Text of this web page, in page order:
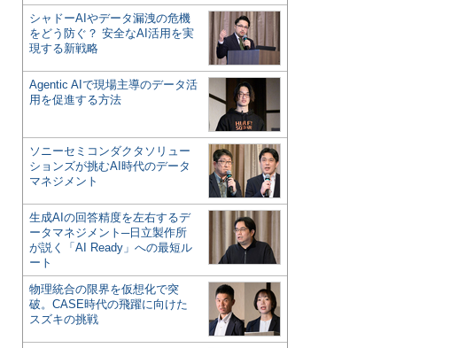
シャドーAIやデータ漏洩の危機
をどう防ぐ？ 安全なAI活用を実
現する新戦略
Agentic AIで現場主導のデータ活
用を促進する方法
ソニーセミコンダクタソリュー
ションズが挑むAI時代のデータ
マネジメント
生成AIの回答精度を左右するデ
ータマネジメント─日立製作所
が説く「AI Ready」への最短ル
ート
物理統合の限界を仮想化で突
破。CASE時代の飛躍に向けた
スズキの挑戦